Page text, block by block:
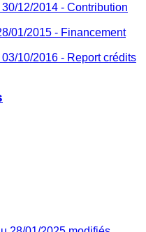
12/2014 - Contribution
01/2015 - Financement
10/2016 - Report crédits